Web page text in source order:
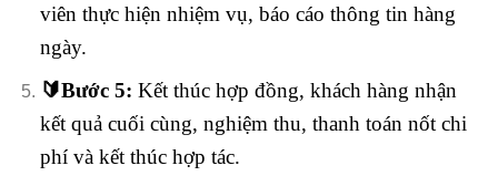
viên thực hiện nhiệm vụ, báo cáo thông tin hàng
ngày.
🔰Bước 5: Kết thúc hợp đồng, khách hàng nhận
kết quả cuối cùng, nghiệm thu, thanh toán nốt chi
phí và kết thúc hợp tác.